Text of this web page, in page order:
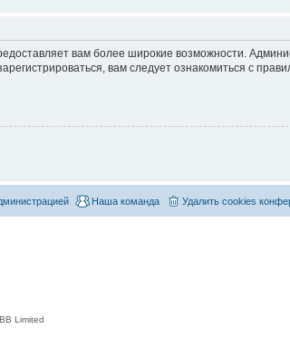
вам более широкие возможности.
вам следует ознакомиться с
Удалить cookies
Наша команда
Limited